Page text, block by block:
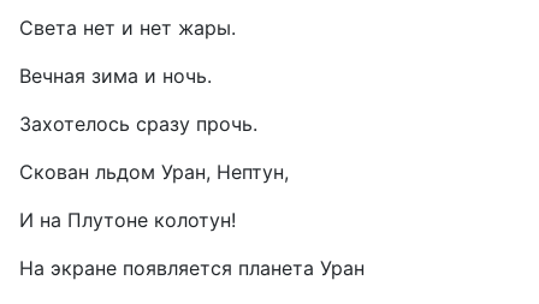
Света нет и нет жары.
Вечная зима и ночь.
Захотелось сразу прочь.
Скован льдом Уран, Нептун,
И на Плутоне колотун!
На экране появляется планета Уран